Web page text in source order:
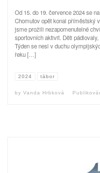
Od 15. do 19. července 2024 se
Chomutov opět konal příměstský
jsme prožili nezapomenutelné
sportovních aktivit. Děti
Týden se nesl v duchu
řeku […]
2024 tábor
by Vanda Hrbková